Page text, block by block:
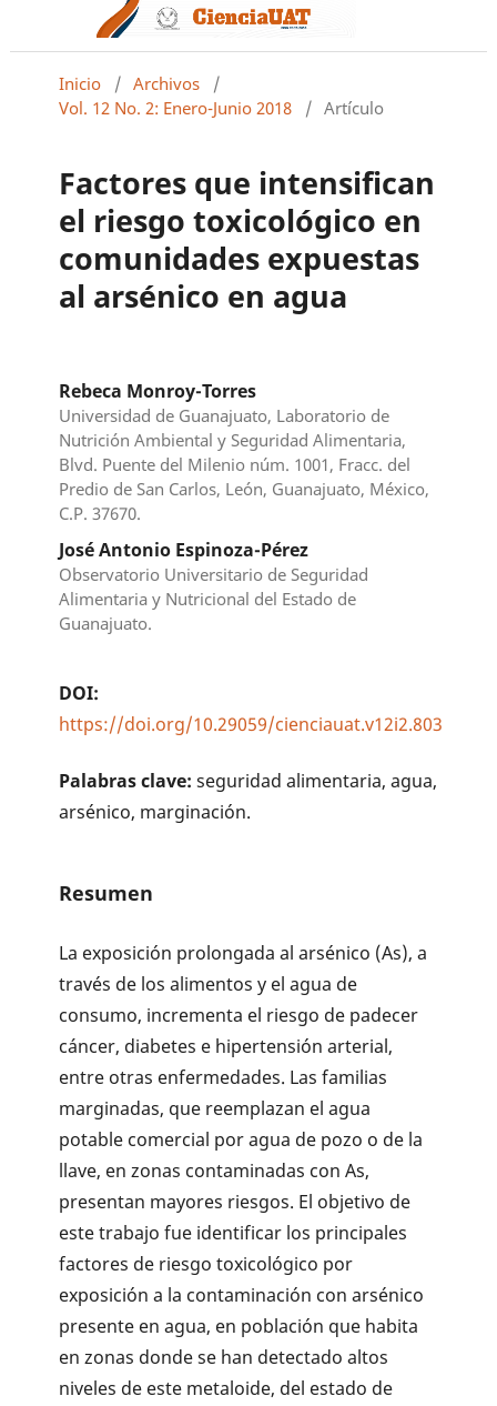
Inicio / Archivos
/
Vol. 12 No. 2: Enero-Junio 2018
/ Artículo
Factores que intensifican
el riesgo toxicológico en
comunidades expuestas
al arsénico en agua
Rebeca Monroy-Torres
Universidad de Guanajuato, Laboratorio de
Nutrición Ambiental y Seguridad Alimentaria,
Blvd. Puente del Milenio núm. 1001, Fracc. del
Predio de San Carlos, León, Guanajuato, México,
C.P. 37670.
José Antonio Espinoza-Pérez
Observatorio Universitario de Seguridad
Alimentaria y Nutricional del Estado de
Guanajuato.
DOI:
https://doi.org/10.29059/cienciauat.v12i2.803
Palabras clave:seguridad alimentaria, agua,
arsénico, marginación.
Resumen
La exposición prolongada al arsénico (As), a
través de los alimentos y el agua de
consumo, incrementa el riesgo de padecer
cáncer, diabetes e hipertensión arterial,
entre otras enfermedades. Las familias
marginadas, que reemplazan el agua
potable comercial por agua de pozo o de la
llave, en zonas contaminadas con As,
presentan mayores riesgos. El objetivo de
este trabajo fue identificar los principales
factores de riesgo toxicológico por
exposición a la contaminación con arsénico
presente en agua, en población que habita
en zonas donde se han detectado altos
niveles de este metaloide, del estado de